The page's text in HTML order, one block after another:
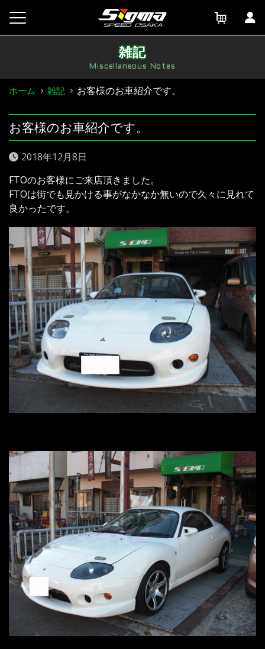
content
雑記
Miscellaneous Notes
ホーム 雑記 お客様のお車紹介です。
お客様のお車紹介です。
2018年12月8日
FTOのお客様にご来店頂きました。
FTOは街でも見かける事がなかなか無いので久々に見れて
良かったです。